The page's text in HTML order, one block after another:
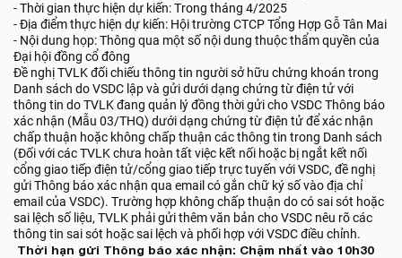
- Thời gian thực hiện dự kiến: Trong tháng 4/2025
- Địa điểm thực hiện dự kiến: Hội trường CTCP Tổng Hợp Gỗ Tân Mai
- Nội dung họp: Thông qua một số nội dung thuộc thẩm quyền của
Đại hội đồng cổ đông
Đề nghị TVLK đối chiếu thông tin người sở hữu chứng khoán trong
Danh sách do VSDC lập và gửi dưới dạng chứng từ điện tử với
thông tin do TVLK đang quản lý đồng thời gửi cho VSDC Thông báo
xác nhận (Mẫu 03/THQ) dưới dạng chứng từ điện tử để xác nhận
chấp thuận hoặc không chấp thuận các thông tin trong Danh sách
(Đối với các TVLK chưa hoàn tất việc kết nối hoặc bị ngắt kết nối
cổng giao tiếp điện tử/cổng giao tiếp trực tuyến với VSDC, đề nghị
gửi Thông báo xác nhận qua email có gắn chữ ký số vào địa chỉ
email của VSDC). Trường hợp không chấp thuận do có sai sót hoặc
sai lệch số liệu, TVLK phải gửi thêm văn bản cho VSDC nêu rõ các
thông tin sai sót hoặc sai lệch và phối hợp với VSDC điều chỉnh.
Thời hạn gửi Thông báo xác nhận: Chậm nhất vào 10h30